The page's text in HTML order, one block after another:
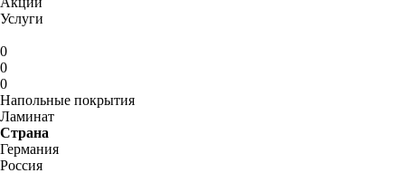
Услуги
0
0
0
Напольные покрытия
Ламинат
Страна
Германия
Россия